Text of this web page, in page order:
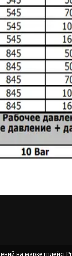
на маркетплейсі